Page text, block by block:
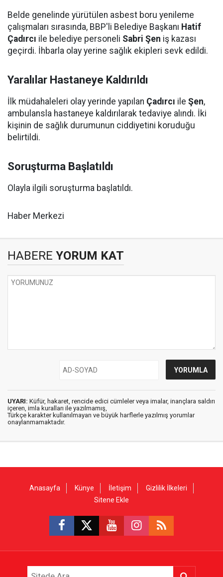
Belde genelinde yürütülen asbest boru yenileme
çalışmaları sırasında, BBP'li Belediye Başkanı Hatif
Çadırcı ile belediye personeli Sabri Şen iş kazası
geçirdi. İhbarla olay yerine sağlık ekipleri sevk edildi.
Yaralılar Hastaneye Kaldırıldı
İlk müdahaleleri olay yerinde yapılan Çadırcı ile Şen,
ambulansla hastaneye kaldırılarak tedaviye alındı. İki
kişinin de sağlık durumunun ciddiyetini koruduğu
belirtildi.
Soruşturma Başlatıldı
Olayla ilgili soruşturma başlatıldı.
Haber Merkezi
HABERE YORUM KAT
UYARI: Küfür, hakaret, rencide edici cümleler veya imalar, inançlara saldırı
içeren, imla kuralları ile yazılmamış,
Türkçe karakter kullanılmayan ve büyük harflerle yazılmış yorumlar
onaylanmamaktadır.
Anasayfa Künye İletişim
Gizlilik İlkeleri
Sitene Ekle